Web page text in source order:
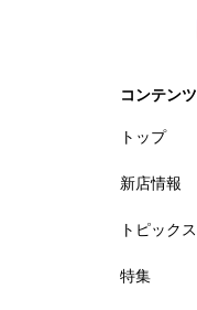
コンテンツ
トップ
新店情報
トピックス
特集